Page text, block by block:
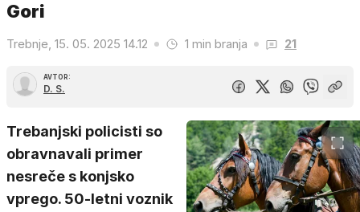
Gori
Trebnje, 15. 05. 2025 14.12 1 min branja 21
AVTOR:
D. S.
Trebanjski policisti so
obravnavali primer
nesreče s konjsko
vprego. 50-letni voznik